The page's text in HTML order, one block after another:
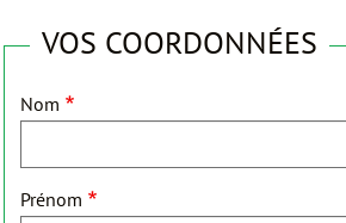
VOS COORDONNÉES
Nom
Prénom